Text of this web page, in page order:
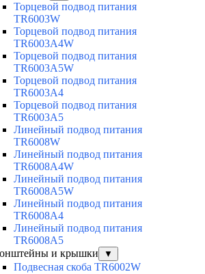
Торцевой подвод питания
TR6003W
Торцевой подвод питания
TR6003A4W
Торцевой подвод питания
TR6003A5W
Торцевой подвод питания
TR6003A4
Торцевой подвод питания
TR6003A5
Линейный подвод питания
TR6008W
Линейный подвод питания
TR6008A4W
Линейный подвод питания
TR6008A5W
Линейный подвод питания
TR6008A4
Линейный подвод питания
TR6008A5
и крышки
▼
Подвесная скоба TR6002W